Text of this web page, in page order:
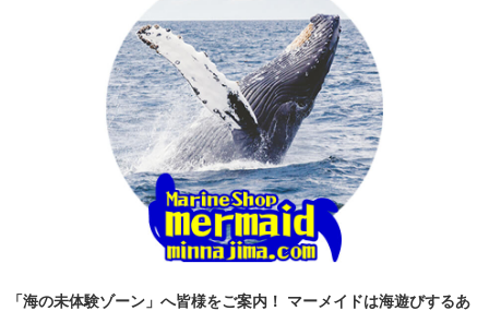
「海の未体験ゾーン」へ皆様をご案内！
マーメイドは海遊びするあ